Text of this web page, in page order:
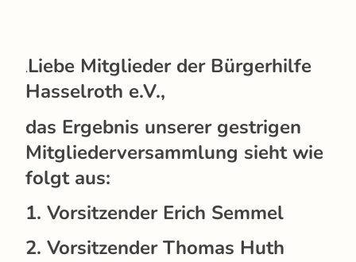
.Liebe Mitglieder der Bürgerhilfe
Hasselroth e.V.,
das Ergebnis unserer gestrigen
Mitgliederversammlung sieht wie
folgt aus:
1. Vorsitzender Erich Semmel
2. Vorsitzender Thomas Huth